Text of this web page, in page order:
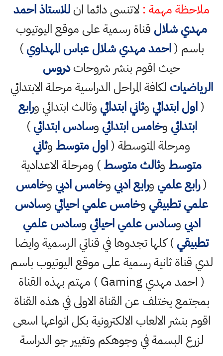
ملاحظة مهمة : لاتنسى دائما انللاستاذ احمد
مهدي شلال قناة رسمية على موقع اليوتيوب
باسم (احمد مهدي شلال عباس المهداوي)
حيث اقوم بنشر شروحاتدروس
الرياضيات لكافة المراحل الدراسية مرحلة الابتدائي
(اول ابتدائي وثاني ابتدائي وثالث ابتدائي ورابع
ابتدائي وخامس ابتدائي وسادس ابتدائي)
ومرحلة المتوسطة (اول متوسط وثاني
متوسط وثالث متوسط) ومرحلة الاعدادية
(رابع علمي ورابع ادبي وخامس ادبي وخامس
علمي تطبيقي وخامس علمي احيائي وسادس
ادبي وسادس علمي احيائي وسادس علمي
تطبيقي) كلها تجدوها في قناتي الرسمية وايضا
لدي قناة ثانية رسمية على موقع اليوتيوب باسم
( احمد مهدي Gaming ) مهتم بهذه القناة
بمجتمع يختلف عن القناة الاولى في هذه القناة
اقوم بنشر الالعاب الالكترونية بكل انواعها اسعى
لزرع البسمة في وجوهكم وتغيير جو الدراسة